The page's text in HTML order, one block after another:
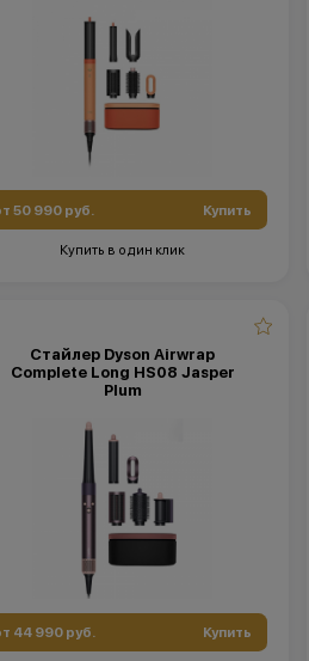
50 990 руб. Купить
Купить в один клик
Стайлер Dyson Airwrap
Complete Long HS08 Jasper
Plum
44 990 руб. Купить